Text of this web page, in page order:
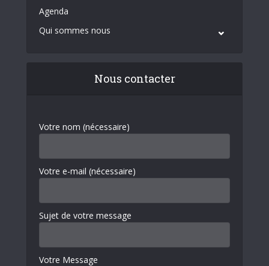
Agenda
Qui sommes nous
Nous contacter
Votre nom (nécessaire)
Votre e-mail (nécessaire)
Sujet de votre message
Votre Message